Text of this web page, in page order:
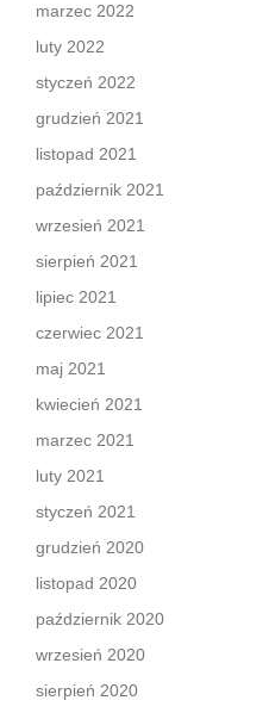
marzec 2022
luty 2022
styczeń 2022
grudzień 2021
listopad 2021
październik 2021
wrzesień 2021
sierpień 2021
lipiec 2021
czerwiec 2021
maj 2021
kwiecień 2021
marzec 2021
luty 2021
styczeń 2021
grudzień 2020
listopad 2020
październik 2020
wrzesień 2020
sierpień 2020